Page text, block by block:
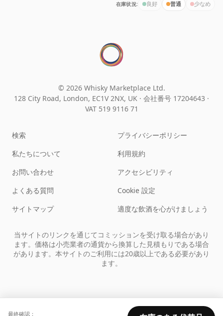
在庫状況: 良好 普通 少なめ
最終確認：
© 2026 Whisky Marketplace Ltd.
128 City Road, London, EC1V 2NX, UK · 会社番号 17204643 ·
VAT 519 9116 71
検索
私たちについて
お問い合わせ
よくある質問
サイトマップ
プライバシーポリシー
利用規約
アクセシビリティ
Cookie 設定
適度な飲酒を心がけましょう
当サイトのリンクを通じてコミッションを受け取る場合があり
ます。価格は小売業者の通貨から換算した見積もりである場合
があります。本サイトのご利用には20歳以上である必要があり
ます。